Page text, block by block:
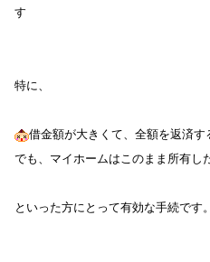
す
特に、
借金額が大きくて、全額を返済
でも、マイホームはこのまま所有し
といった方にとって有効な手続です。